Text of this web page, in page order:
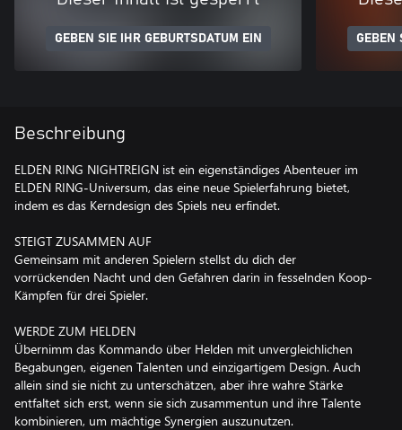
GEBEN SIE IHR GEBURTSDATUM EIN GEBEN
Beschreibung
ELDEN RING NIGHTREIGN ist ein eigenständiges Abenteuer im
ELDEN RING-Universum, das eine neue Spielerfahrung bietet,
indem es das Kerndesign des Spiels neu erfindet.
STEIGT ZUSAMMEN AUF
Gemeinsam mit anderen Spielern stellst du dich der
vorrückenden Nacht und den Gefahren darin in fesselnden Koop-
Kämpfen für drei Spieler.
WERDE ZUM HELDEN
Übernimm das Kommando über Helden mit unvergleichlichen
Begabungen, eigenen Talenten und einzigartigem Design. Auch
allein sind sie nicht zu unterschätzen, aber ihre wahre Stärke
entfaltet sich erst, wenn sie sich zusammentun und ihre Talente
kombinieren, um mächtige Synergien auszunutzen.